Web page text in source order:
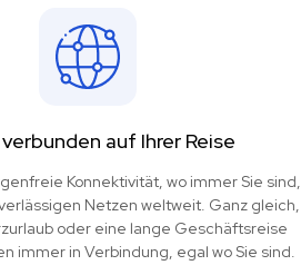
auf Ihrer Reise
Konnektivität, wo immer Sie sind,
Netzen weltweit. Ganz gleich,
oder eine lange Geschäftsreise
immer in Verbindung, egal wo Sie sind.